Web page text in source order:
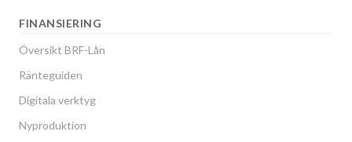
FINANSIERING
Översikt BRF-Lån
Ränteguiden
Digitala verktyg
Nyproduktion